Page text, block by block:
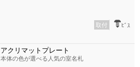
取付 ﾋﾞｽ
アクリマットプレート
本体の色が選べる人気の室名札